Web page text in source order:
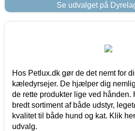
Se udvalget på
Hos Petlux.dk gør de det nemt for
kæledyrsejer. De hjælper dig
de rette produkter lige ved hånden.
bredt sortiment af både udstyr,
kvalitet til både hund og kat. Klik
udvalg.